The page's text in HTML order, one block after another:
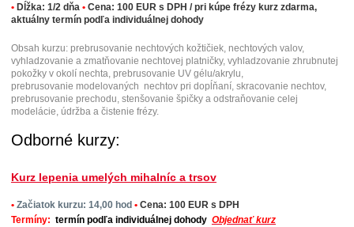
• Dĺžka: 1/2 dňa • Cena: 100 EUR s DPH / pri kúpe frézy kurz zdarma,
aktuálny termín podľa individuálnej dohody
Obsah kurzu: prebrusovanie nechtových kožtičiek, nechtových valov,
vyhladzovanie a zmatňovanie nechtovej platničky, vyhladzovanie zhrubnutej
pokožky v okolí nechta, prebrusovanie UV gélu/akrylu,
prebrusovanie modelovaných nechtov pri dopĺňaní, skracovanie nechtov,
prebrusovanie prechodu, stenšovanie špičky a odstraňovanie celej
modelácie, údržba a čistenie frézy.
Odborné kurzy:
Kurz lepenia umelých mihalníc a trsov
•Začiatok kurzu: 14,00 hod • Cena: 100 EUR s DPH
Termíny: termín podľa individuálnej dohody Objednať kurz